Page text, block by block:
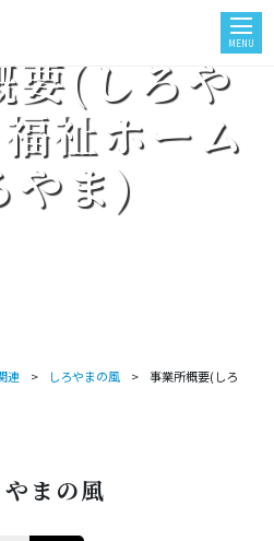
MENU
要(しろや
祉ホーム
やま)
連 > しろやまの風 >
事業所概要(しろ
やまの風